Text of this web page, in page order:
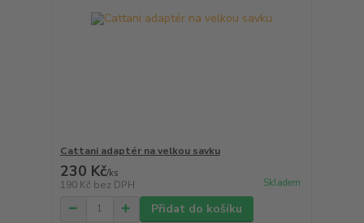
Cattani adaptér na velkou savku
230 Kč/ks
190 Kč bez DPH Skladem
Přidat do košíku